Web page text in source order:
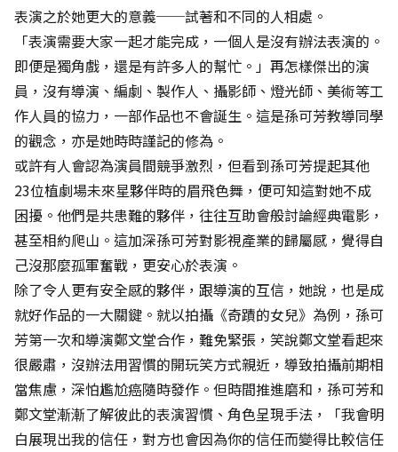
表演之於她更大的意義──試著和不同的人相處。
「表演需要大家一起才能完成，一個人是沒有辦法表演的。
即便是獨角戲，還是有許多人的幫忙。」再怎樣傑出的演
員，沒有導演、編劇、製作人、攝影師、燈光師、美術等工
作人員的協力，一部作品也不會誕生。這是孫可芳教導同學
的觀念，亦是她時時謹記的修為。
或許有人會認為演員間競爭激烈，但看到孫可芳提起其他
23位植劇場未來星夥伴時的眉飛色舞，便可知這對她不成
困擾。他們是共患難的夥伴，往往互助會般討論經典電影，
甚至相約爬山。這加深孫可芳對影視產業的歸屬感，覺得自
己沒那麼孤軍奮戰，更安心於表演。
除了令人更有安全感的夥伴，跟導演的互信，她說，也是成
就好作品的一大關鍵。就以拍攝《奇蹟的女兒》為例，孫可
芳第一次和導演鄭文堂合作，難免緊張，笑說鄭文堂看起來
很嚴肅，沒辦法用習慣的開玩笑方式親近，導致拍攝前期相
當焦慮，深怕尷尬癌隨時發作。但時間推進磨和，孫可芳和
鄭文堂漸漸了解彼此的表演習慣、角色呈現手法，「我會明
白展現出我的信任，對方也會因為你的信任而變得比較信任